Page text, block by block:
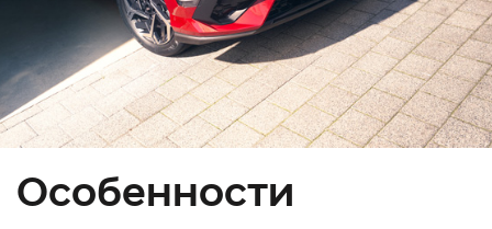
Особенности